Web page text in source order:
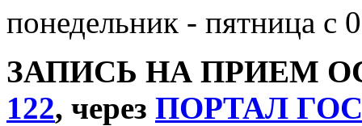
понедельник - пятница с
ЗАПИСЬ НА ПРИЕМ
122, через ПОРТАЛ